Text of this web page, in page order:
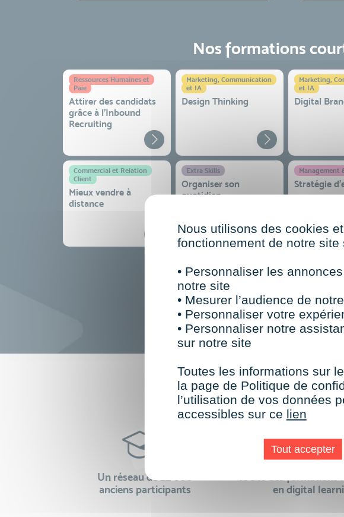
Nos formations
Ressources Humaines et
Paie
Attirer des candidats
grâce à l’Inbound
Recruiting
Marketing, Communication
et IA
Design Thinking
Marketing,
et IA
Digital
Commercial et Relation
Client
Mieux vendre à
distance
Extra Skills
Organiser son
quotidien
sérénité
Management
Stratégie
Faire le
Un réseau de 22 000
anciens participants
en digital
Nous utilisons des cookies
fonctionnement de notre
• Personnaliser les
notre site
• Mesurer l’audience de
• Personnaliser votre
• Personnaliser notre
sur notre site
Toutes les informations sur
la page de Politique de
l’utilisation de vos données
accessibles sur ce lien
Tout accepter